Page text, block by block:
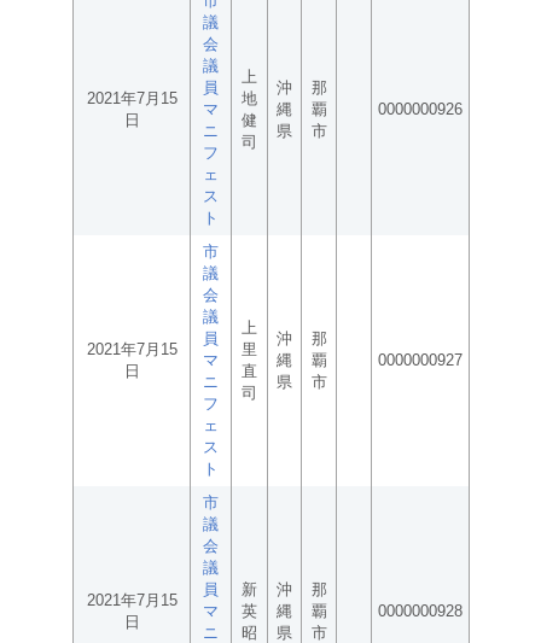
2021年7月15
日
議
会
議
員
マ
ニ
フ
ェ
ス
ト
上
地
健
司
沖
縄
県
那
覇
市
0000000926
2021年7月15
日
市
議
会
議
員
マ
ニ
フ
ェ
ス
ト
上
里
直
司
沖
縄
県
那
覇
市
0000000927
2021年7月15
日
市
議
会
議
員
マ
ニ
新
英
昭
沖
縄
県
那
覇
市
0000000928